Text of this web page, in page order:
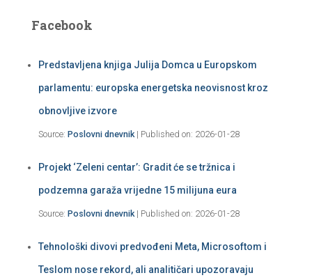
Facebook
Predstavljena knjiga Julija Domca u Europskom
parlamentu: europska energetska neovisnost kroz
obnovljive izvore
Source: Poslovni dnevnik Published on: 2026-01-28
Projekt ‘Zeleni centar’: Gradit će se tržnica i
podzemna garaža vrijedne 15 milijuna eura
Source: Poslovni dnevnik Published on: 2026-01-28
Tehnološki divovi predvođeni Meta, Microsoftom i
Teslom nose rekord, ali analitičari upozoravaju